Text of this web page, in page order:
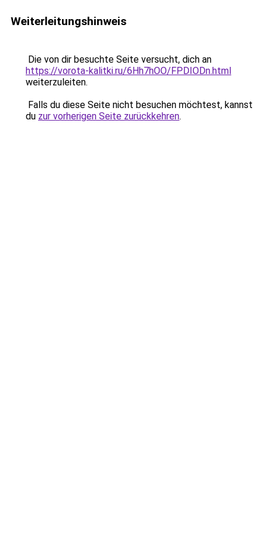
Weiterleitungshinweis
Die von dir besuchte Seite versucht, dich an
https://vorota-kalitki.ru/6Hh7hOO/FPDIODn.html
weiterzuleiten.
Falls du diese Seite nicht besuchen möchtest, kannst
du zur vorherigen Seite zurückkehren.